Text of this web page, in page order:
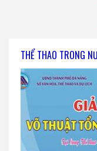
THỂ THAO TRONG